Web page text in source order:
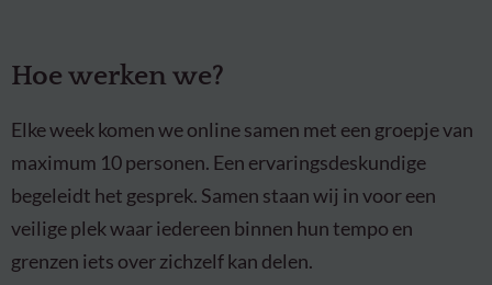
Hoe werken we?
Elke week komen we online samen met een groepje van
maximum 10 personen. Een ervaringsdeskundige
begeleidt het gesprek. Samen staan wij in voor een
veilige plek waar iedereen binnen hun tempo en
grenzen iets over zichzelf kan delen.